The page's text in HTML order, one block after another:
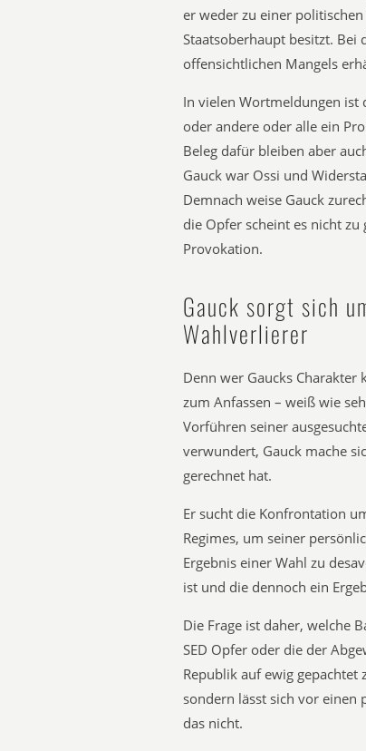
er weder zu einer
Staatsoberhaupt besitzt. Bei
offensichtlichen Mangels
In vielen Wortmeldungen ist
oder andere oder alle ein
Beleg dafür bleiben aber
Gauck war Ossi und
Demnach weise Gauck
die Opfer scheint es nicht
Provokation.
Gauck sorgt sich
Wahlverlierer
Denn wer Gaucks
zum Anfassen – weiß wie
Vorführen seiner
verwundert, Gauck mache
gerechnet hat.
Er sucht die Konfrontation
Regimes, um seiner
Ergebnis einer Wahl zu
ist und die dennoch ein
Die Frage ist daher, welche
SED Opfer oder die der
Republik auf ewig gepachtet
sondern lässt sich vor einen
das nicht.